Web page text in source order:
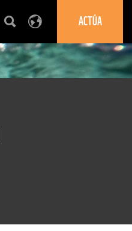
ACTÚA